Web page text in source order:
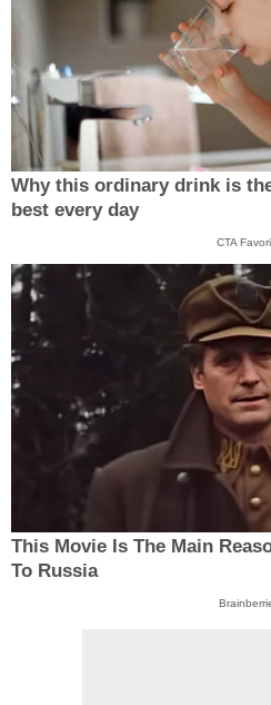
Why this ordinary drink is
best every day
CTA
This Movie Is The Main
To Russia